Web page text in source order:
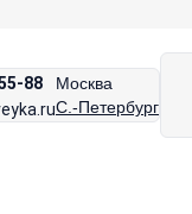
88
Москва
С.-Петербург